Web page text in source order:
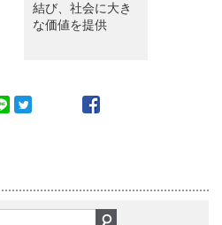
結び、社会に大き
な価値を提供